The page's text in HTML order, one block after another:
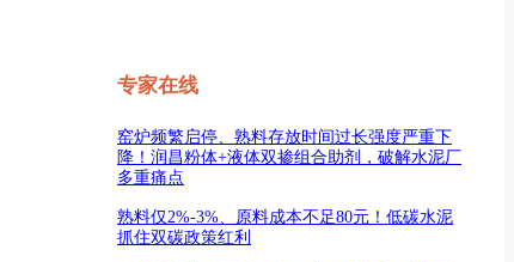
专家在线
窑炉频繁启停、熟料存放时间过长强度严重下
降！润昌粉体+液体双掺组合助剂，破解水泥厂
多重痛点
熟料仅2%-3%、原料成本不足80元！低碳水泥
抓住双碳政策红利